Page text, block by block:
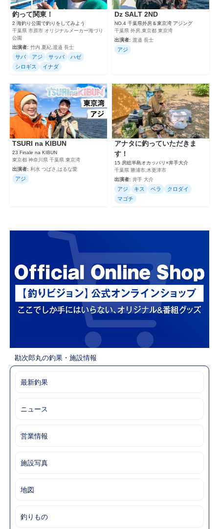
釣って関東！
2 海釣り公園で釣りをしてみよう
千葉県 市原市 オリジナルメーカー海づり
公園
出演者: 竹内 夏紀,渡邉 長士
サバ アジ サッパ
ハゼ
シロギス
イナダ
Dz SALT 2ND
NO.4 千葉県外房＆東京湾 アジング
千葉県 外房,東京都 東京湾
出演者: 渡邉 長士
アジ
TSURI na KIBUN
23 Finale na KIBUN
東京都 神奈川県 千葉県 東京湾
出演者: 利水 つばさ,はるな愛
アジ
アナタに釣っていただきま
す！
15 房総半島オカッパリ×井手大介
千葉県 勝浦市,木更津市
出演者: 井手 大介
アジ キス ベラ
クロダイ
マゴチ
勘次郎丸の釣果・施設情報
最新釣果
ニュース
営業情報
施設写真
地図
釣りもの